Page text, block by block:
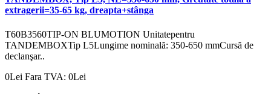
extragerii=35-65 kg, dreapta+stânga
T60B3560TIP-ON BLUMOTION Unitatepentru
TANDEMBOXTip L5Lungime nominală: 350-650 mmCursă de
declanşar..
0Lei Fara TVA: 0Lei